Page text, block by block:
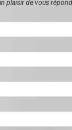
plaisir de vous